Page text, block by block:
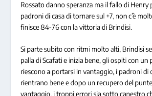
Rossato danno speranza ma il fallo di Henry
padroni di casa di tornare sul +7, non c’è
finisce 84-76 con la vittoria di Brindisi.
Si parte subito con ritmi molto alti, Brindisi
palla di Scafati e inizia bene, gli ospiti con un
riescono a portarsi in vantaggio, i padroni di
rientrano bene e dopo un recupero del
vantaggio, i troppi errori sia sotto canestro